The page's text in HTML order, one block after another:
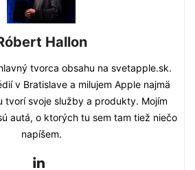
Hallon
tvorca obsahu na svetapple.sk.
v Bratislave a milujem Apple najmä
tvorí svoje služby a produkty. Mojím
autá, o ktorých tu sem tam tiež niečo
napíšem.